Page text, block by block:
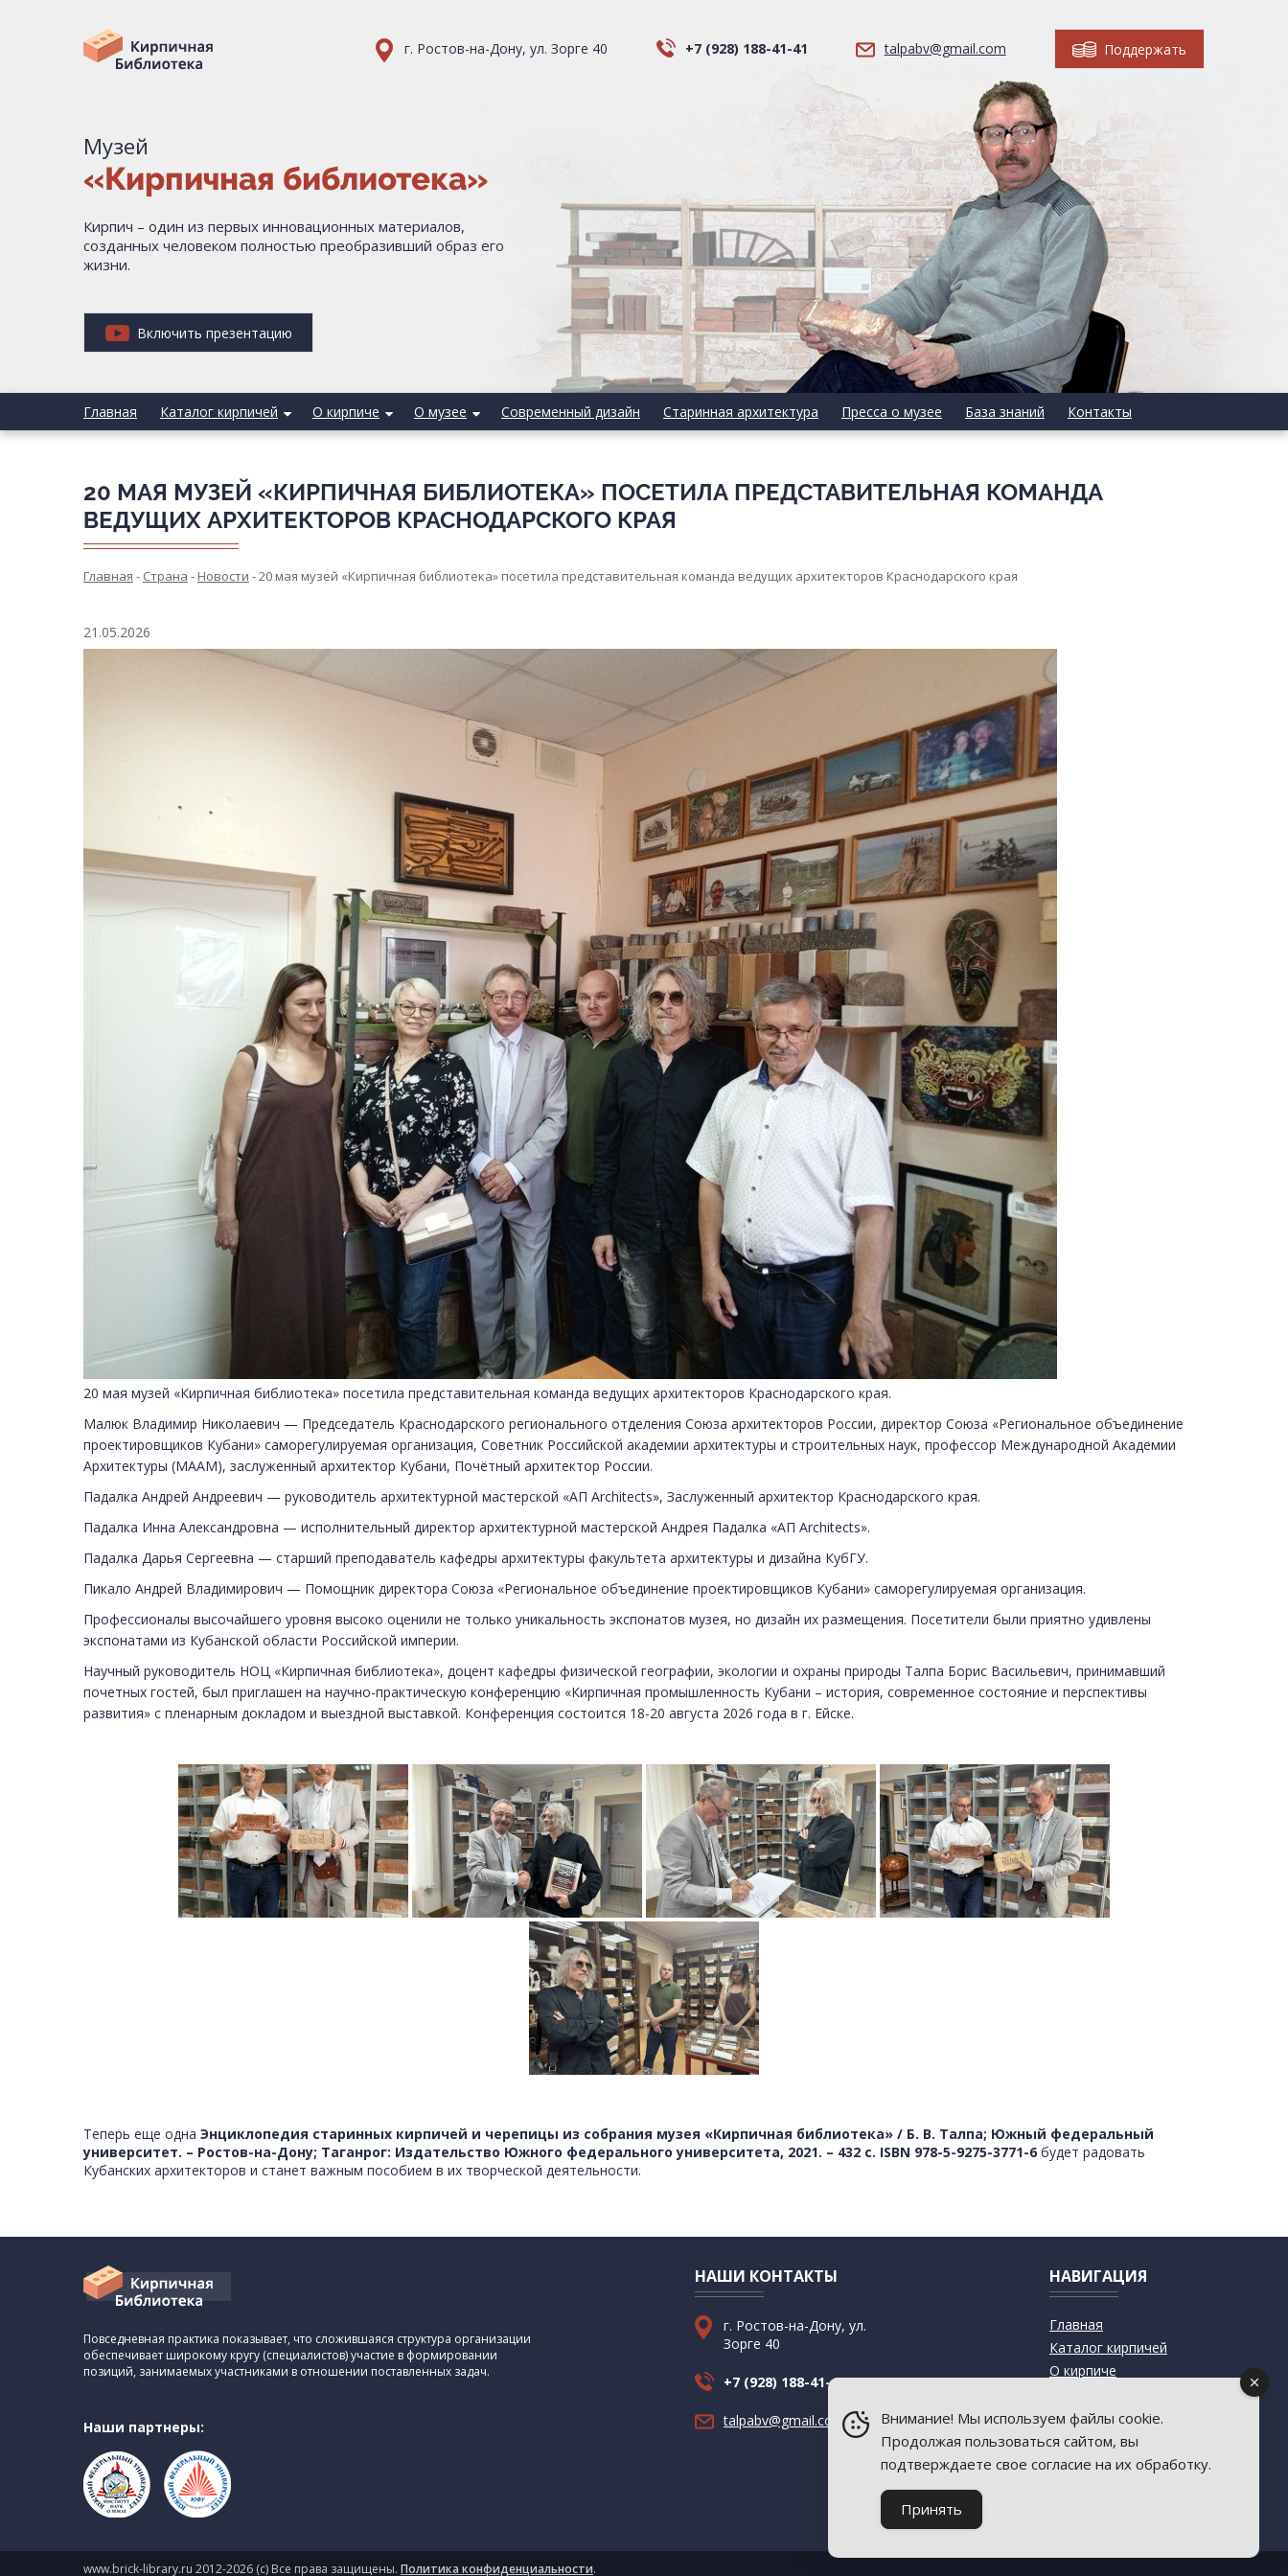
г. Ростов-на-Дону, ул. Зорге 40 +7 (928) 188-41-41 talpabv@gmail.com Поддержать
Музей
«Кирпичная библиотека»
Кирпич – один из первых инновационных материалов,
созданных человеком полностью преобразивший образ его
жизни.
Включить презентацию
Главная Каталог кирпичей О кирпиче О музее Современный дизайн Старинная архитектура Пресса о музее База знаний Контакты
20 МАЯ МУЗЕЙ «КИРПИЧНАЯ БИБЛИОТЕКА» ПОСЕТИЛА ПРЕДСТАВИТЕЛЬНАЯ КОМАНДА
ВЕДУЩИХ АРХИТЕКТОРОВ КРАСНОДАРСКОГО КРАЯ
Главная - Страна - Новости -20 мая музей «Кирпичная библиотека» посетила представительная команда ведущих архитекторов Краснодарского края
21.05.2026
20 мая музей «Кирпичная библиотека» посетила представительная команда ведущих архитекторов Краснодарского края.
Малюк Владимир Николаевич — Председатель Краснодарского регионального отделения Союза архитекторов России, директор Союза «Региональное объединение
проектировщиков Кубани» саморегулируемая организация, Советник Российской академии архитектуры и строительных наук, профессор Международной Академии
Архитектуры (МААМ), заслуженный архитектор Кубани, Почётный архитектор России.
Падалка Андрей Андреевич — руководитель архитектурной мастерской «АП Architects», Заслуженный архитектор Краснодарского края.
Падалка Инна Александровна — исполнительный директор архитектурной мастерской Андрея Падалка «АП Architects».
Падалка Дарья Сергеевна — старший преподаватель кафедры архитектуры факультета архитектуры и дизайна КубГУ.
Пикало Андрей Владимирович — Помощник директора Союза «Региональное объединение проектировщиков Кубани» саморегулируемая организация.
Профессионалы высочайшего уровня высоко оценили не только уникальность экспонатов музея, но дизайн их размещения. Посетители были приятно удивлены
экспонатами из Кубанской области Российской империи.
Научный руководитель НОЦ «Кирпичная библиотека», доцент кафедры физической географии, экологии и охраны природы Талпа Борис Васильевич, принимавший
почетных гостей, был приглашен на научно-практическую конференцию «Кирпичная промышленность Кубани – история, современное состояние и перспективы
развития» с пленарным докладом и выездной выставкой. Конференция состоится 18-20 августа 2026 года в г. Ейске.
Теперь еще одна Энциклопедия старинных кирпичей и черепицы из собрания музея «Кирпичная библиотека» / Б. В. Талпа; Южный федеральный
университет. – Ростов-на-Дону; Таганрог: Издательство Южного федерального университета, 2021. – 432 с. ISBN 978-5-9275-3771-6 будет радовать
Кубанских архитекторов и станет важным пособием в их творческой деятельности.
Повседневная практика показывает, что сложившаяся структура организации
обеспечивает широкому кругу (специалистов) участие в формировании
позиций, занимаемых участниками в отношении поставленных задач.
Наши партнеры:
НАШИ КОНТАКТЫ
г. Ростов-на-Дону, ул.
Зорге 40
+7 (928) 188-41-41
talpabv@gmail.com
НАВИГАЦИЯ
Главная
Каталог кирпичей
О кирпиче
Современный дизайн
Старинная архитектура
Пресса о музее
www.brick-library.ru 2012-2026 (с) Все права защищены. Политика конфиденциальности.
Внимание! Мы используем файлы cookie.
Продолжая пользоваться сайтом, вы
подтверждаете свое согласие на их обработку.
Принять